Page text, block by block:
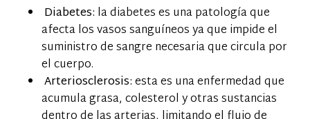
Diabetes: la diabetes es una patología que
afecta los vasos sanguíneos ya que impide el
suministro de sangre necesaria que circula por
el cuerpo.
Arteriosclerosis:esta es una enfermedad que
acumula grasa, colesterol y otras sustancias